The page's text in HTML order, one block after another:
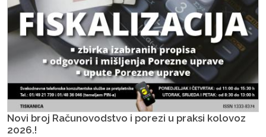
Novi broj Računovodstvo i porezi u praksi kolovoz
2026.!